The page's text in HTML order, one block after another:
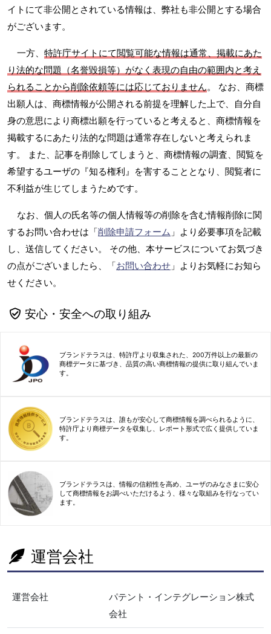
イトにて非公開とされている情報は、弊社も非公開とする場合
がございます。
一方、 特許庁サイトにて閲覧可能な情報は通常、掲載にあた
り法的な問題（名誉毀損等）がなく表現の自由の範囲内と考え
られることから削除依頼等には応じておりません。 なお、商標
出願人は、商標情報が公開される前提を理解した上で、自分自
身の意思により商標出願を行っていると考えると、商標情報を
掲載するにあたり法的な問題は通常存在しないと考えられま
す。 また、記事を削除してしまうと、商標情報の調査、閲覧を
希望するユーザの『知る権利』を害することとなり、閲覧者に
不利益が生じてしまうためです。
なお、個人の氏名等の個人情報等の削除を含む情報削除に関
するお問い合わせは「削除申請フォーム 」より必要事項を記載
し、送信してください。 その他、本サービスについてお気づき
の点がございましたら、「お問い合わせ 」よりお気軽にお知ら
せください。
安心・安全への取り組み
ブランドテラスは、特許庁より収集された、200万件以上の最新の
商標データに基づき、品質の高い商標情報の提供に取り組んでいま
す。
ブランドテラスは、誰もが安心して商標情報を調べられるように、
特許庁より商標データを収集し、レポート形式で広く提供していま
す。
ブランドテラスは、情報の信頼性を高め、ユーザのみなさまに安心
して商標情報をお調べいただけるよう、様々な取組みを行なってい
ます。
運営会社
運営会社
パテント・インテグレーション株式
会社